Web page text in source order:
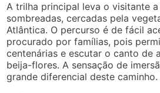
A trilha principal leva o visitante
sombreadas, cercadas pela
Atlântica. O percurso é de fácil
procurado por famílias, pois
centenárias e escutar o canto de
beija-flores. A sensação de
grande diferencial deste caminho.